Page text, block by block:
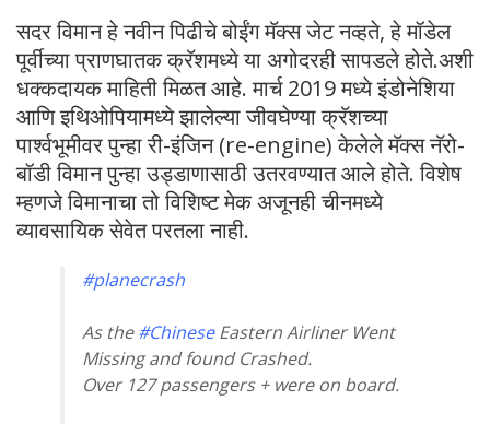
सदर विमान हे नवीन पिढीचे बोईंग मॅक्स जेट नव्हते, हे मॉडेल
पूर्वीच्या प्राणघातक क्रॅशमध्ये या अगोदरही सापडले होते.अशी
धक्कदायक माहिती मिळत आहे. मार्च 2019 मध्ये इंडोनेशिया
आणि इथिओपियामध्ये झालेल्या जीवघेण्या क्रॅशच्या
पार्श्वभूमीवर पुन्हा री-इंजिन (re-engine) केलेले मॅक्स नॅरो-
बॉडी विमान पुन्हा उड्डाणासाठी उतरवण्यात आले होते. विशेष
म्हणजे विमानाचा तो विशिष्ट मेक अजूनही चीनमध्ये
व्यावसायिक सेवेत परतला नाही.
#planecrash
As the#ChineseEastern Airliner Went
Missing and found Crashed.
Over 127 passengers + were on board.